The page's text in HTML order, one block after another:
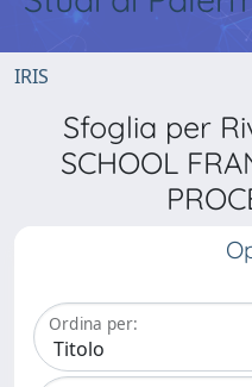
IRIS
Sfoglia per
SCHOOL
Ordina per: